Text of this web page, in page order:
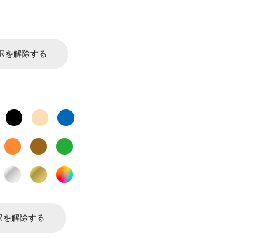
を解除する
を解除する